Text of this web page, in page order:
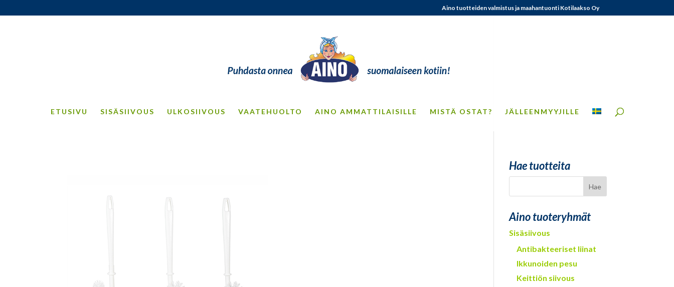
Aino tuotteiden valmistus ja maahantuonti Kotilaakso Oy
ETUSIVU SISÄSIIVOUS ULKOSIIVOUS VAATEHUOLTO AINO AMMATTILAISILLE MISTÄ OSTAT? JÄLLEENMYYJILLE
Hae tuotteita
Aino tuoteryhmät
Sisäsiivous
Antibakteeriset liinat
Ikkunoiden pesu
Keittiön siivous